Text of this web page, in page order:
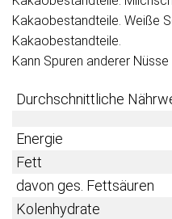
Kakaobestandteile. Weiße
Kakaobestandteile.
Kann Spuren anderer Nüsse
Durchschnittliche
Energie
Fett
davon ges. Fettsäuren
Kolenhydrate